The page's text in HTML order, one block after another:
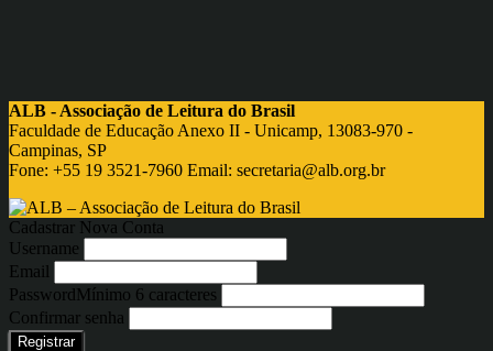
ALB - Associação de Leitura do Brasil
Faculdade de Educação Anexo II - Unicamp, 13083-970 -
Campinas, SP
Fone: +55 19 3521-7960 Email: secretaria@alb.org.br
Cadastrar Nova Conta
Username
Email
PasswordMínimo 6 caracteres
Confirmar senha
Registrar